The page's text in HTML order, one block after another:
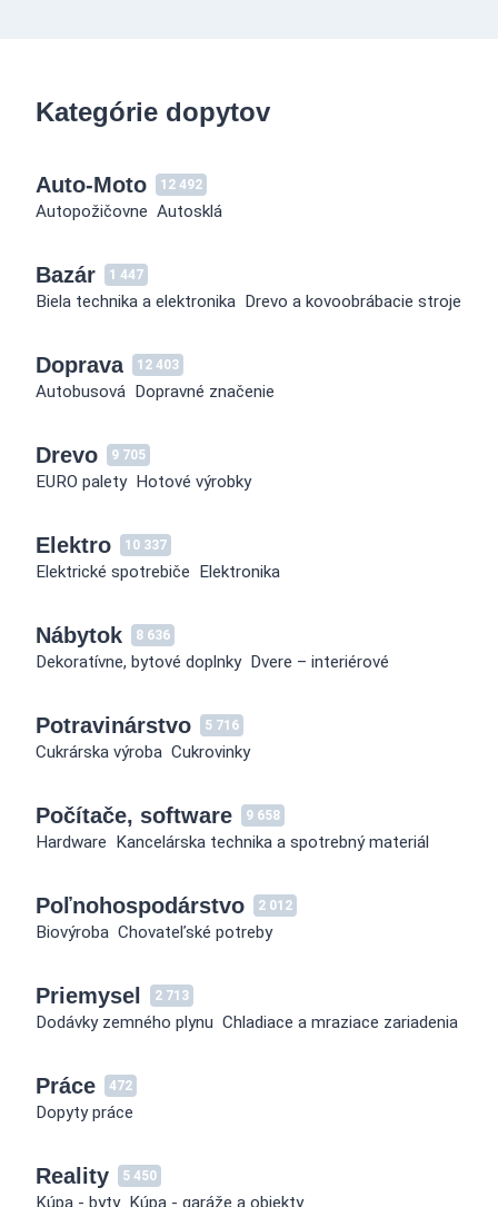
Kategórie dopytov
Auto-Moto 12 492
Autopožičovne Autosklá
Bazár 1 447
Biela technika a elektronika Drevo a kovoobrábacie stroje
Doprava 12 403
Autobusová Dopravné značenie
Drevo 9 705
EURO palety Hotové výrobky
Elektro 10 337
Elektrické spotrebiče Elektronika
Nábytok 8 636
Dekoratívne, bytové doplnky Dvere – interiérové
Potravinárstvo 5 716
Cukrárska výroba Cukrovinky
Počítače, software 9 658
Hardware Kancelárska technika a spotrebný materiál
Poľnohospodárstvo 2 012
Biovýroba Chovateľské potreby
Priemysel 2 713
Dodávky zemného plynu Chladiace a mraziace zariadenia
Práce 472
Dopyty práce
Reality 5 450